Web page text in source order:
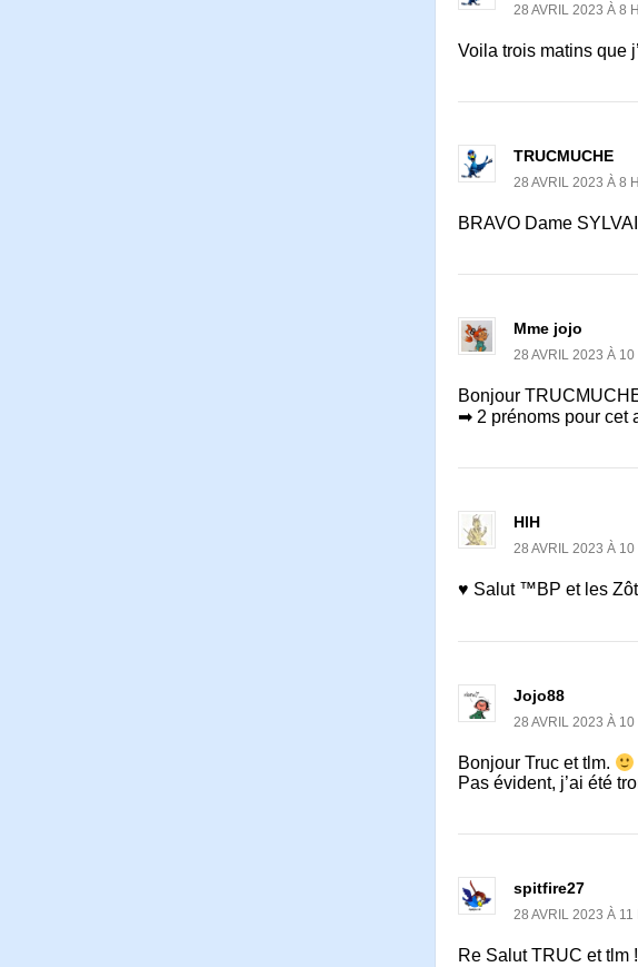
28 AVRIL 2023 À 8
Voila trois matins que
TRUCMUCHE
28 AVRIL 2023 À 8
BRAVO Dame
Mme jojo
28 AVRIL 2023 À 10
Bonjour
➡ 2 prénoms pour cet
HlH
28 AVRIL 2023 À 10
♥ Salut ™BP et les
Jojo88
28 AVRIL 2023 À 10
Bonjour Truc et tlm.
Pas évident, j’ai été
spitfire27
28 AVRIL 2023 À 11
Re Salut TRUC et tlm !